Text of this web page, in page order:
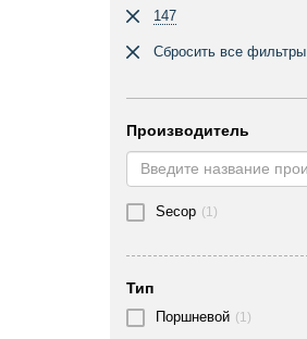
147
Сбросить все фильтры
Производитель
Secop (1)
Тип
Поршневой (1)